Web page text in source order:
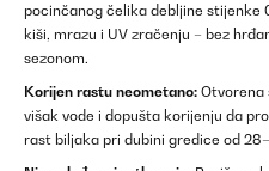
pocinčanog čelika debljine stijenke
kiši, mrazu i UV zračenju – bez
sezonom.
Korijen rastu neometano: Otvorena
višak vode i dopušta korijenju da
rast biljaka pri dubini gredice od